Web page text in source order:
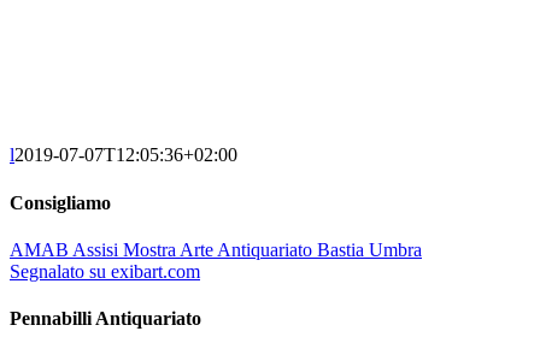
l2019-07-07T12:05:36+02:00
Consigliamo
AMAB Assisi Mostra Arte Antiquariato Bastia Umbra
Segnalato su exibart.com
Pennabilli Antiquariato